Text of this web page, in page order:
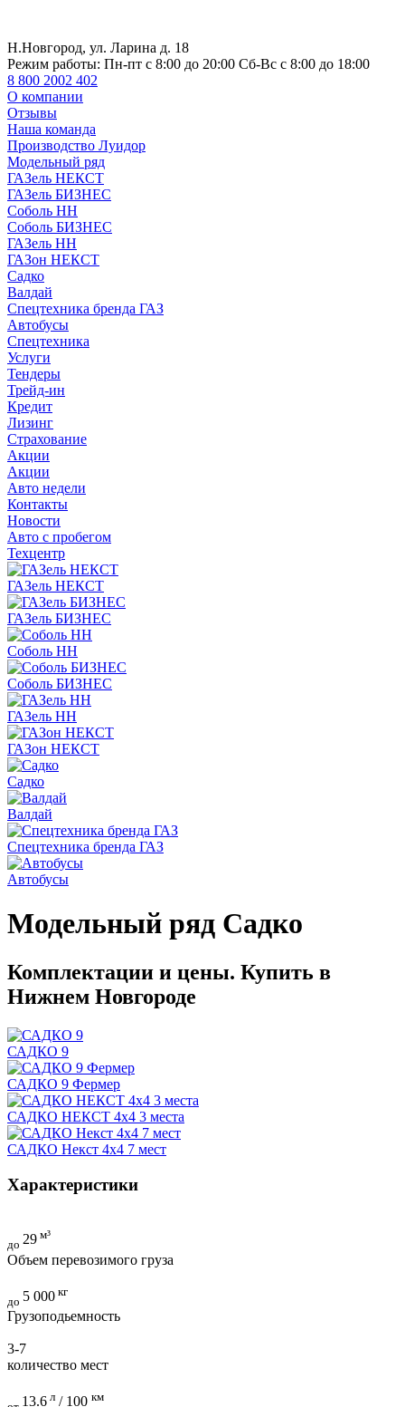
Н.Новгород, ул. Ларина д. 18
Режим работы: Пн-пт с 8:00 до 20:00 Сб-Вс с 8:00 до 18:00
8 800 2002 402
О компании
Отзывы
Наша команда
Производство Луидор
Модельный ряд
ГАЗель НЕКСТ
ГАЗель БИЗНЕС
Соболь НН
Соболь БИЗНЕС
ГАЗель НН
ГАЗон НЕКСТ
Садко
Валдай
Спецтехника бренда ГАЗ
Автобусы
Спецтехника
Услуги
Тендеры
Трейд-ин
Кредит
Лизинг
Страхование
Акции
Акции
Авто недели
Контакты
Новости
Авто с пробегом
Техцентр
ГАЗель НЕКСТ
ГАЗель БИЗНЕС
Соболь НН
Соболь БИЗНЕС
ГАЗель НН
ГАЗон НЕКСТ
Садко
Валдай
Спецтехника бренда ГАЗ
Автобусы
Модельный ряд Садко
Комплектации и цены. Купить в
Нижнем Новгороде
САДКО 9
САДКО 9 Фермер
САДКО НЕКСТ 4х4 3 места
САДКО Некст 4х4 7 мест
Характеристики
до 29 м³
Объем перевозимого груза
до 5 000 кг
Грузоподьемность
3-7
количество мест
13.6 л / 100 км